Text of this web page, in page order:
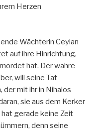
Herzen
Wächterin Ceylan
auf ihre Hinrichtung,
hat. Der wahre
will seine Tat
mit ihr in Nihalos
sie aus dem Kerker
gerade keine Zeit
denn seine